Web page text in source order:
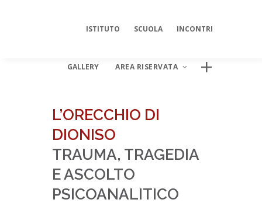
ISTITUTO SCUOLA INCONTRI
GALLERY AREA RISERVATA
L’ORECCHIO DI
DIONISO
TRAUMA, TRAGEDIA
E ASCOLTO
PSICOANALITICO